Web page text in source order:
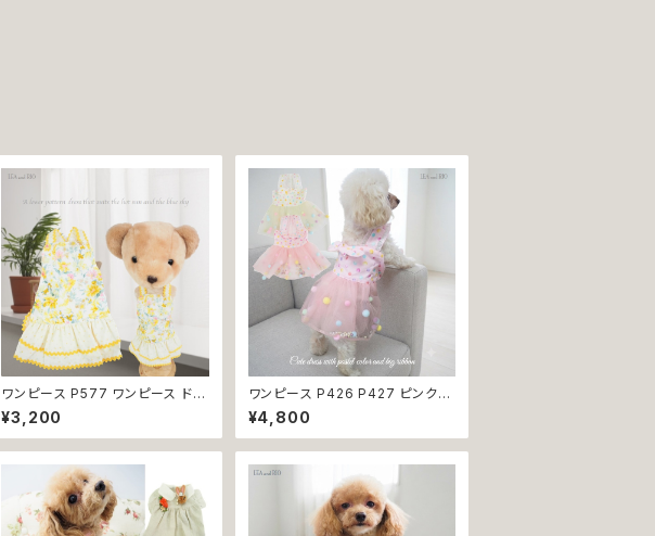
ワンピース P577 ワンピース ドレ
ス ハンドメイド 花 スカート トップ
ス ティアードスカート 春 夏 パピ
ー 小型犬 犬 猫 ペット 服 犬服 猫
しゃれ かわいい お出かけ 返品交
換不可
¥3,200
ワンピース P426 P427 ピンク
ホワイト ハンドメイド ビーズ 揺れ
る リボン レース ドッグウェア 春夏
ドッグウエア ドッグ ウェア 犬 猫
服 猫洋服 春 夏 洋服 女の子 男の
子 小型 おしゃれ かわいい 送料無
料 返品交換不可
¥4,800